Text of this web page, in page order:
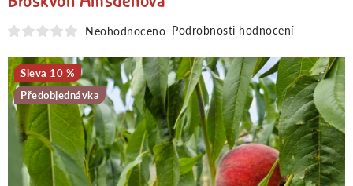
EXKURZE
PRODEJNA
Jak nakupovat Prodejna
Hodnocení obchodu
Kontakt
Obchodní podmínky
Osobní údaje
Neohodnoceno Podrobnosti hodnocení
10 %
Předobjednávka